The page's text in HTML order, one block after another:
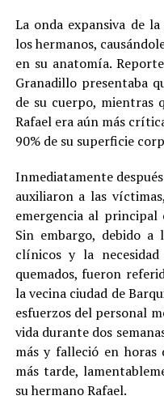
La onda expansiva de
los hermanos,
en su anatomía.
Granadillo presentaba
de su cuerpo, mientras
Rafael era aún más
90% de su superficie
Inmediatamente
auxiliaron a las
emergencia al principal
Sin embargo, debido a
clínicos y la
quemados, fueron
la vecina ciudad de
esfuerzos del personal
vida durante dos
más y falleció en horas
más tarde,
su hermano Rafael.